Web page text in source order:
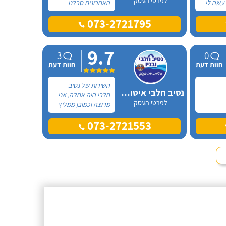
לי
היה
האחרונים סבלנו
מרטיבות חמורה
ומנזילות של מי גשמים
לתוך הבית והקירות.
עבודת איטום גדולה
ולהזמין לשם כך
חברה מקצועית.
073-2721795
0
חוות דעת
נסיב חלבי איטום.. זה אנחנו
לפרטי העסק
9.7
3
חוות דעת
השירות של נסיב
חלבי היה אחלה, אני
מרוצה וכמובן ממליץ
עליו. אומנם עבר מעט
זמן מאז שנסיב היה
אצלי אך אני זוכר אותו073-2721553